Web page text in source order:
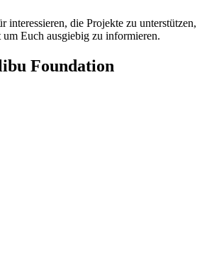
interessieren, die Projekte zu unterstützen,
Euch ausgiebig zu informieren.
Foundation